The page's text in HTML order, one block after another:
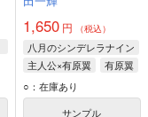
1,650円 （税込）
八月のシンデレラナイン
主人公×有原翼
有原翼
阿佐田あおい
永井加奈子
○：在庫あり
サンプル